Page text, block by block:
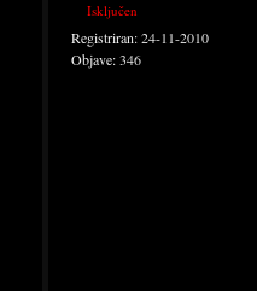
Isključen
Registriran:24-11-2010
Objave:346